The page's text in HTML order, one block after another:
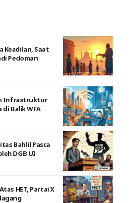
Keadilan, Saat
Pedoman
Infrastruktur
Balik WFA
Bahlil Pasca
DGB UI
HET, Partai X